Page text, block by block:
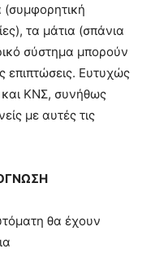
τα μάτια (σπάνια
σύστημα μπορούν
επιπτώσεις. Ευτυχώς
ΚΝΣ, συνήθως
με αυτές τις
θα έχουν